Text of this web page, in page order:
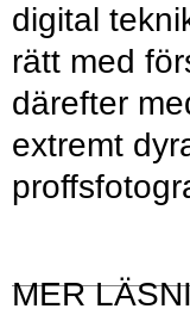
digital
rätt med
därefter
extremt